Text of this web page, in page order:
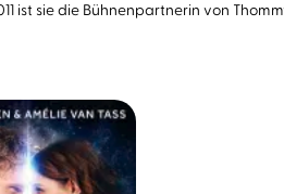
ist sie die Bühnenpartnerin von